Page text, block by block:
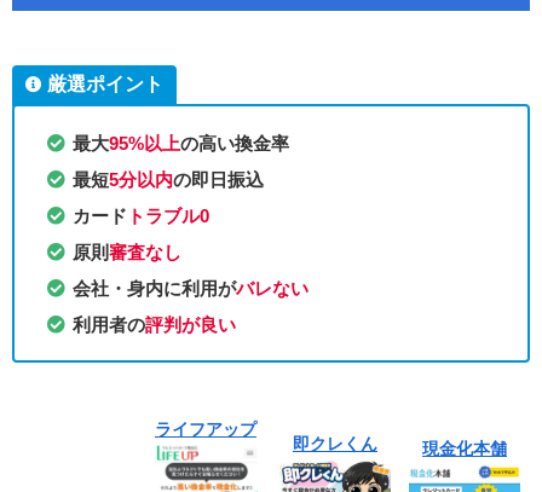
厳選ポイント
最大95%以上の高い換金率
最短5分以内の即日振込
カード トラブル0
原則審査なし
会社・身内に利用がバレない
利用者の評判が良い
ライフアップ
即クレくん 現金化本舗